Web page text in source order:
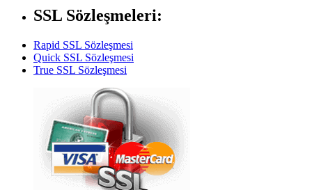
SSL Sözleşmeleri:
Rapid SSL Sözleşmesi
Quick SSL Sözleşmesi
True SSL Sözleşmesi